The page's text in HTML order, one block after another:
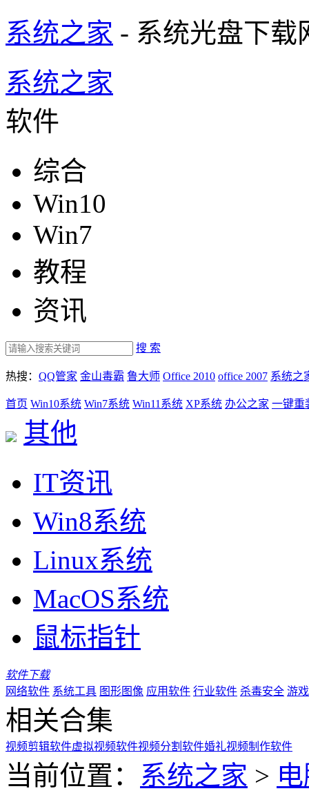
系统之家 - 系统光盘下载
系统之家
软件
综合
Win10
Win7
教程
资讯
搜 索
热搜： QQ管家 金山毒霸 鲁大师 Office 2010 office 2007 系统之
首页 Win10系统 Win7系统 Win11系统 XP系统 办公之家 一键重
其他
IT资讯
Win8系统
Linux系统
MacOS系统
鼠标指针
软件下载
网络软件 系统工具 图形图像 应用软件 行业软件 杀毒安全 游
相关合集
视频剪辑软件虚拟视频软件视频分割软件婚礼视频制作软件
当前位置： 系统之家 >